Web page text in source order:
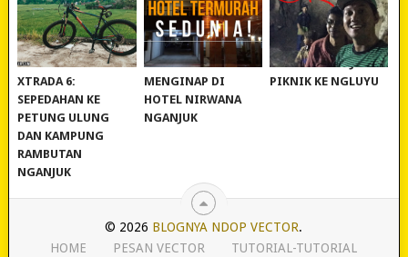
REVIEW POLYGON
XTRADA 6:
SEPEDAHAN KE
PETUNG ULUNG
DAN KAMPUNG
RAMBUTAN
NGANJUK
MURAH BANGET!
MENGINAP DI
HOTEL NIRWANA
NGANJUK
WISATA NGANJUK:
PIKNIK KE NGLUYU
© 2026 BLOGNYA NDOP VECTOR.
HOME
PESAN VECTOR TUTORIAL-TUTORIAL